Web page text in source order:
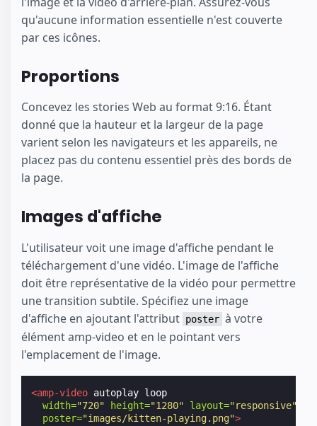
qu'aucune information essentielle n'est couverte
par ces icônes.
Proportions
Concevez les stories Web au format 9:16. Étant
donné que la hauteur et la largeur de la page
varient selon les navigateurs et les appareils, ne
placez pas du contenu essentiel près des bords de
la page.
Images d'affiche
L'utilisateur voit une image d'affiche pendant le
téléchargement d'une vidéo. L'image de l'affiche
doit être représentative de la vidéo pour permettre
une transition subtile. Spécifiez une image
d'affiche en ajoutant l'attribut poster à votre
élément amp-video et en le pointant vers
l'emplacement de l'image.
<amp-video autoplay loop
width="720" height="1280" layout="responsive"
poster="images/kitten-playing.png">